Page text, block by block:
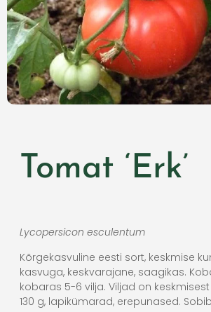
Tomat ‘Erk’
Lycopersicon esculentum
Kõrgekasvuline eesti sort, keskmise
kasvuga, keskvarajane, saagikas.
kobaras 5-6 vilja. Viljad on
130 g, lapikümarad, erepunased.